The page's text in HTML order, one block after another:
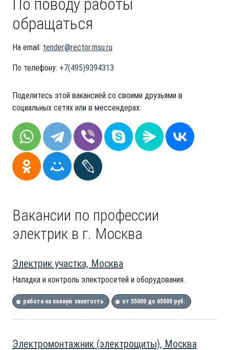
По поводу работы
обращаться
На email: tender@rector.msu.ru
По телефону: +7(495)9394313
Поделитесь этой вакансией со своими друзьями в
социальных сетях или в мессендерах:
Вакансии по профессии
электрик в г. Москва
Электрик участка, Москва
Наладка и контроль электросетей и оборудования.
работа на полную занятость от 55000 до 65000 руб.
Электромонтажник (электрощиты), Москва